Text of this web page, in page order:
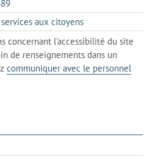
de
messagerie
un
client
de
votre
téléphone
s'ouvre
dans
un
client
de
votre
aux citoyenss'ouvre
dans
l'onglet
actuel
concernant l'accessibilité du site
de renseignements dans un
communiquer avec le personnel